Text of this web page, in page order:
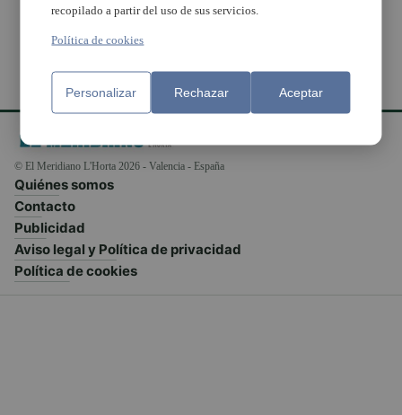
© El Meridiano L'Horta 2026 - Valencia - España
Quiénes somos
Contacto
Publicidad
Aviso legal y Política de privacidad
Política de cookies
recopilado a partir del uso de sus servicios.
Política de cookies
Personalizar Rechazar Aceptar